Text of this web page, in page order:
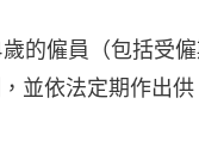
的僱員（包括受僱
並依法定期作出供